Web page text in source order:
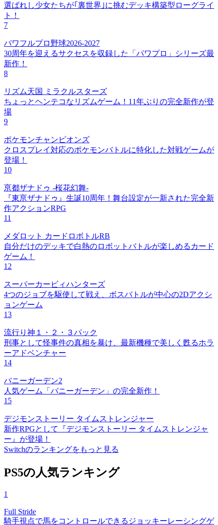
選ばれし少女たちが｢裏世界｣に挑むデッキ構築型ローグライ
ト！
7
パワフルプロ野球2026-2027
30周年を迎えるサクセスを収録した「パワプロ」シリーズ最
新作！
8
リズム天国 ミラクルスターズ
ちょっとヘンテコなリズムゲーム！11年ぶりの完全新作が登
場
9
ポケモンチャンピオンズ
クロスプレイ対応のポケモンバトルに特化した対戦ゲームが
登場！
10
亰都ザナドゥ -桜花幻舞-
『東亰ザナドゥ』生誕10周年！舞台設定が一新された完全新
作アクションRPG
11
メダロット カードロボトルRB
自分だけのデッキで白熱のロボットバトルが楽しめるカード
ゲーム！
12
スーパーカービィハンターズ
4つのジョブを駆使して戦え、ボスバトルが中心の2Dアクシ
ョンゲーム
13
流行り神１・２・３パック
刑事として怪事件の真相を暴け、最新機種で美しく甦るホラ
ーアドベンチャー
14
バニーガーデン2
人気ゲーム「バニーガーデン」の完全新作！
15
デジモンストーリー タイムストレンジャー
新作RPGとして『デジモンストーリー タイムストレンジャ
ー』が登場！
Switchのランキングをもっと見る
PS5の人気ランキング
1
Full Stride
騎手視点で馬をコントロールできるジョッキーレーシングゲ